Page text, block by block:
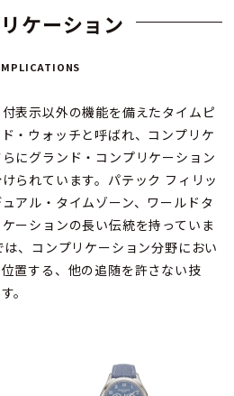
ケーション
表示以外の機能を備えたタイムピ
・ウォッチと呼ばれ、コンプリケ
にグランド・コンプリケーション
られています。パテック フィリッ
アル・タイムゾーン、ワールドタ
ーションの長い伝統を持っていま
、コンプリケーション分野におい
置する、他の追随を許さない技
。